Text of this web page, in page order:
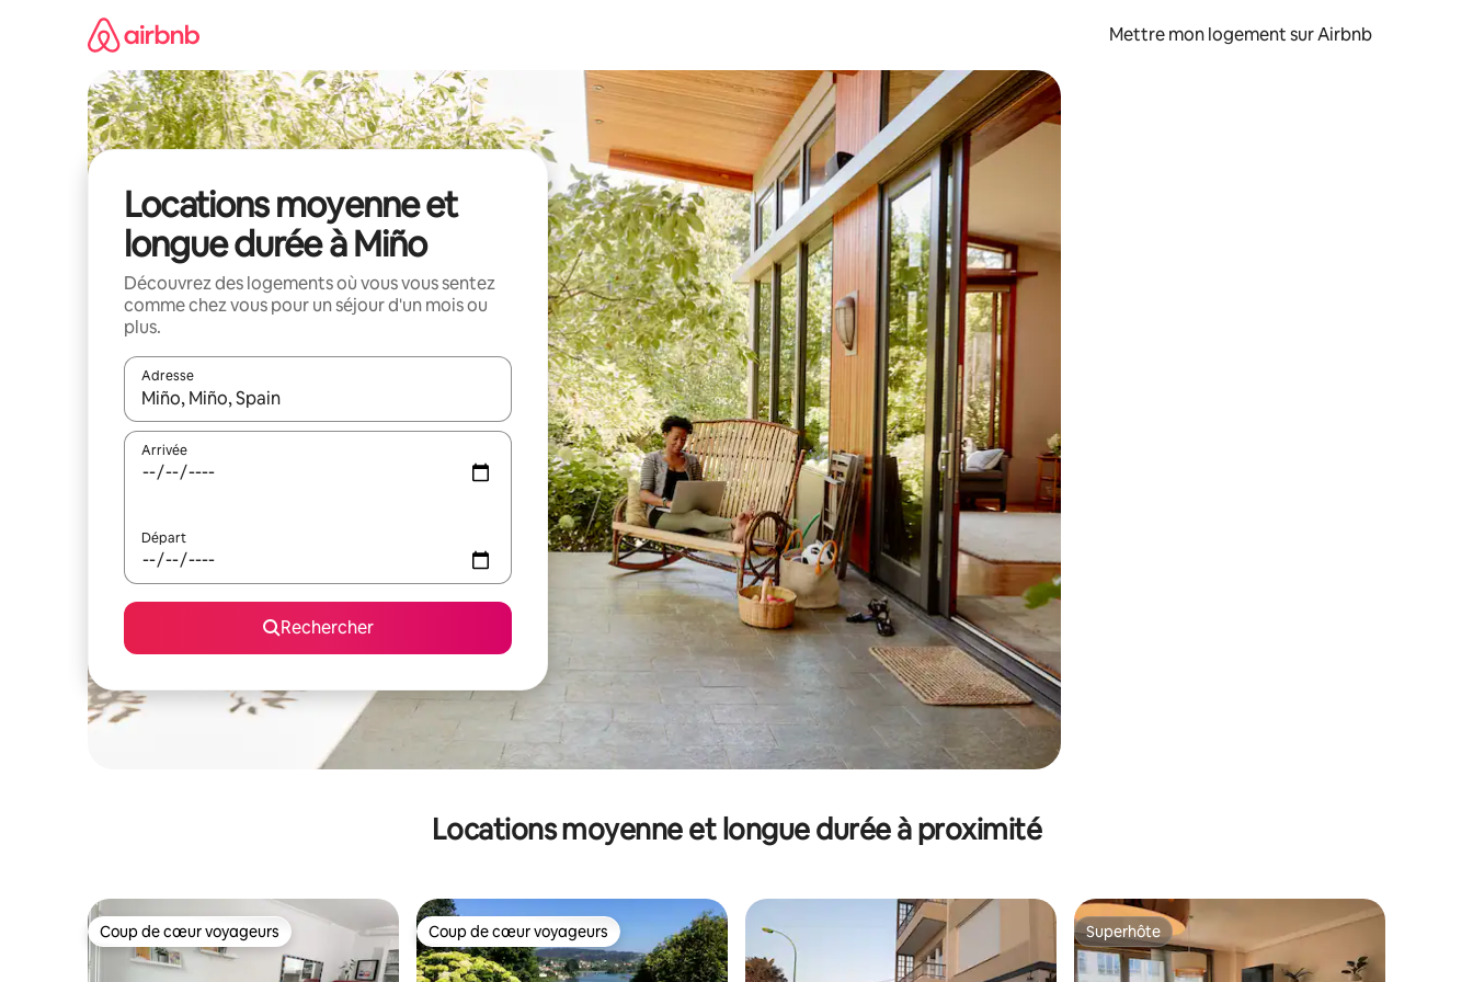
Mettre mon logement sur Airbnb
Locations moyenne et
longue durée à Miño
Découvrez des logements où vous vous sentez
comme chez vous pour un séjour d'un mois ou
plus.
Adresse
Lorsque les résultats s'affichent, utilisez les flèches vers le haut et vers le bas pour les parcourir ou en appuyant et en faisant glisser.
Arrivée
Départ
Rechercher
Locations moyenne et longue durée à proximité
Coup de cœur voyageurs
Coup de cœur voyageurs Coup de cœur voyageurs
Coup de cœur voyageurs Superhôte
Superhôte